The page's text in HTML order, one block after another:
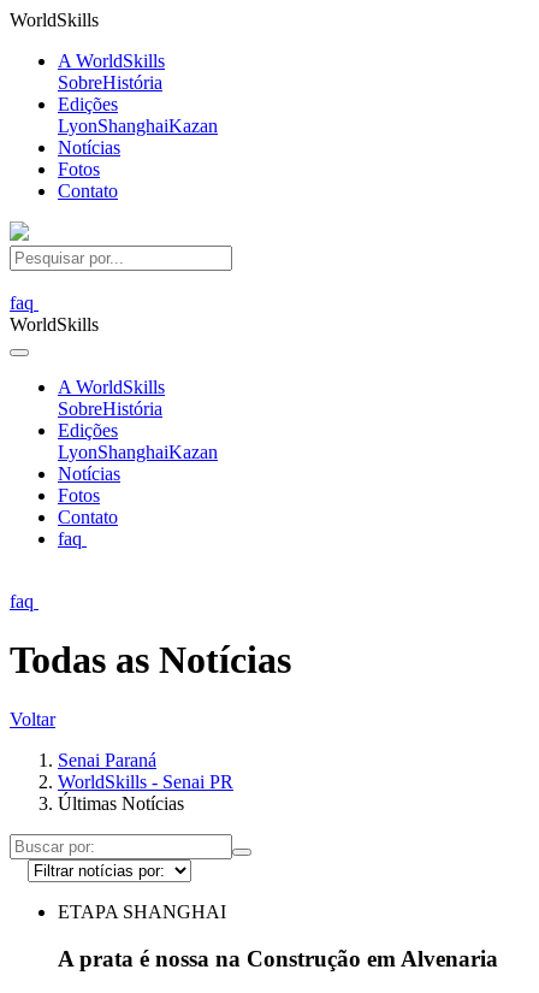
WorldSkills
A WorldSkills
SobreHistória
Edições
LyonShanghaiKazan
Notícias
Fotos
Contato
faq
WorldSkills
A WorldSkills
SobreHistória
Edições
LyonShanghaiKazan
Notícias
Fotos
Contato
faq
faq
Todas as Notícias
Voltar
Senai Paraná
WorldSkills - Senai PR
Últimas Notícias
ETAPA SHANGHAI
A prata é nossa na Construção em Alvenaria